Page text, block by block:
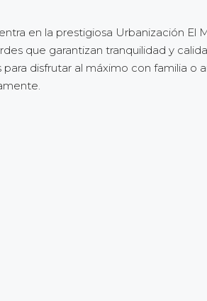
en la prestigiosa Urbanización
que garantizan tranquilidad y
disfrutar al máximo con familia o